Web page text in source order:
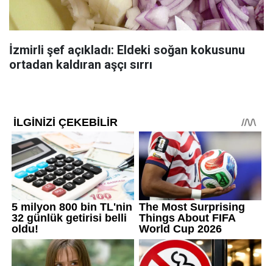
İzmirli şef açıkladı: Eldeki soğan kokusunu
ortadan kaldıran aşçı sırrı